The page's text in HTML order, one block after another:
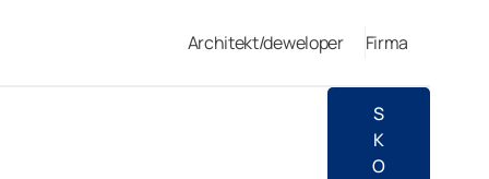
Architekt/deweloper Firma
S
K
O